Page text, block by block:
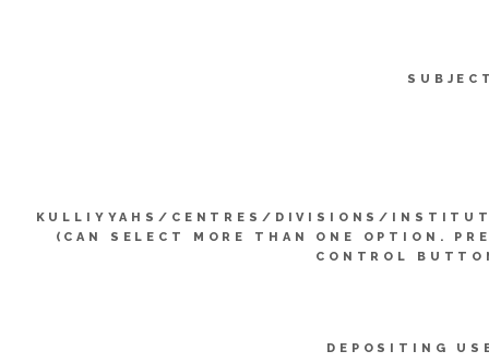
KULLIYYAHS/CENTRES/DIVISIONS/
(CAN SELECT MORE THAN ONE OPTION.
CONTROL
DEPOSITING